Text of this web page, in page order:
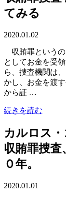
てみる
2020.01.02
収賄罪というの
としてお金を受
ら、捜査機関は
かし、お金を渡
から証 …
続きを読む
カルロス
収賄罪捜査
０年。
2020.01.01